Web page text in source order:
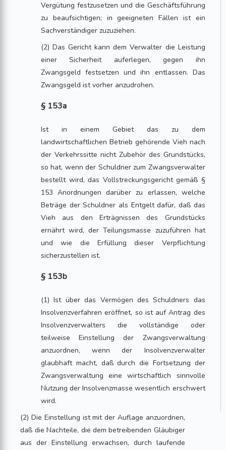
Vergütung festzusetzen und die Geschäftsführung
zu beaufsichtigen; in geeigneten Fällen ist ein
Sachverständiger zuzuziehen.
(2) Das Gericht kann dem Verwalter die Leistung
einer Sicherheit auferlegen, gegen ihn
Zwangsgeld festsetzen und ihn entlassen. Das
Zwangsgeld ist vorher anzudrohen.
§ 153a
Ist in einem Gebiet das zu dem
landwirtschaftlichen Betrieb gehörende Vieh nach
der Verkehrssitte nicht Zubehör des Grundstücks,
so hat, wenn der Schuldner zum Zwangsverwalter
bestellt wird, das Vollstreckungsgericht gemäß §
153 Anordnungen darüber zu erlassen, welche
Beträge der Schuldner als Entgelt dafür, daß das
Vieh aus den Erträgnissen des Grundstücks
ernährt wird, der Teilungsmasse zuzuführen hat
und wie die Erfüllung dieser Verpflichtung
sicherzustellen ist.
§ 153b
(1) Ist über das Vermögen des Schuldners das
Insolvenzverfahren eröffnet, so ist auf Antrag des
Insolvenzverwalters die vollständige oder
teilweise Einstellung der Zwangsverwaltung
anzuordnen, wenn der Insolvenzverwalter
glaubhaft macht, daß durch die Fortsetzung der
Zwangsverwaltung eine wirtschaftlich sinnvolle
Nutzung der Insolvenzmasse wesentlich erschwert
wird.
(2) Die Einstellung ist mit der Auflage anzuordnen,
daß die Nachteile, die dem betreibenden Gläubiger
aus der Einstellung erwachsen, durch laufende